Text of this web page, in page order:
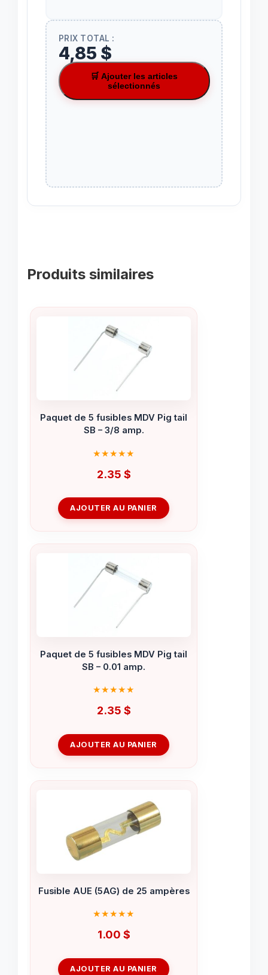
PRIX TOTAL :
4,85 $
🛒 Ajouter les articles
sélectionnés
Produits similaires
Paquet de 5 fusibles MDV Pig tail
SB – 3/8 amp.
2.35 $
AJOUTER AU PANIER
Paquet de 5 fusibles MDV Pig tail
SB – 0.01 amp.
2.35 $
AJOUTER AU PANIER
Fusible AUE (5AG) de 25 ampères
1.00 $
AJOUTER AU PANIER